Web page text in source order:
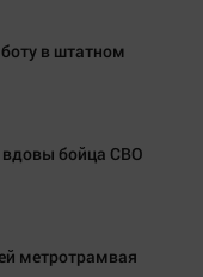
в штатном
вдовы бойца СВО
метротрамвая